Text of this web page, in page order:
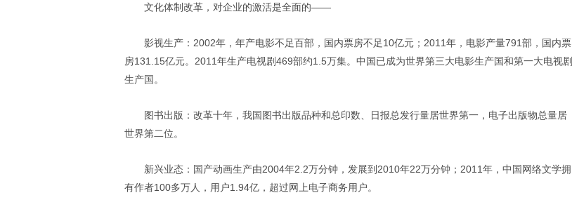
文化体制改革，对企业的激活是全面的——
影视生产：2002年，年产电影不足百部，国内票房不足10亿元；2011年，电影产量791部，国内票
房131.15亿元。2011年生产电视剧469部约1.5万集。中国已成为世界第三大电影生产国和第一大电视剧
生产国。
图书出版：改革十年，我国图书出版品种和总印数、日报总发行量居世界第一，电子出版物总量居
世界第二位。
新兴业态：国产动画生产由2004年2.2万分钟，发展到2010年22万分钟；2011年，中国网络文学拥
有作者100多万人，用户1.94亿，超过网上电子商务用户。